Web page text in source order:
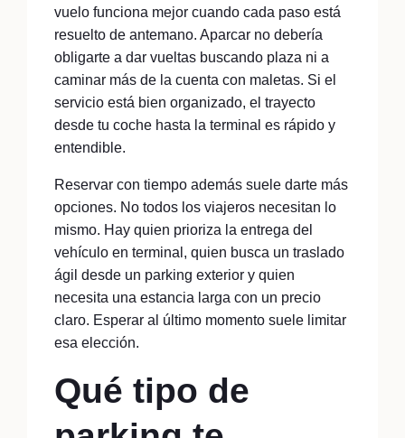
vuelo funciona mejor cuando cada paso está
resuelto de antemano. Aparcar no debería
obligarte a dar vueltas buscando plaza ni a
caminar más de la cuenta con maletas. Si el
servicio está bien organizado, el trayecto
desde tu coche hasta la terminal es rápido y
entendible.
Reservar con tiempo además suele darte más
opciones. No todos los viajeros necesitan lo
mismo. Hay quien prioriza la entrega del
vehículo en terminal, quien busca un traslado
ágil desde un parking exterior y quien
necesita una estancia larga con un precio
claro. Esperar al último momento suele limitar
esa elección.
Qué tipo de